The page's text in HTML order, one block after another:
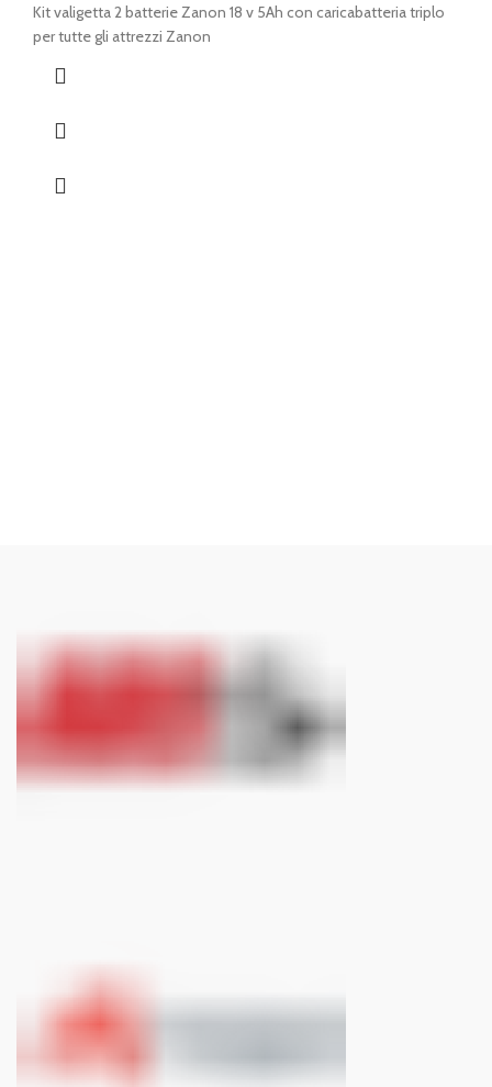
Kit valigetta 2 batterie Zanon 18 v 5Ah con caricabatteria triplo
per tutte gli attrezzi Zanon